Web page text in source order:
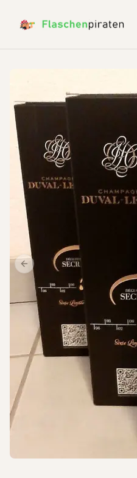
Previous slide